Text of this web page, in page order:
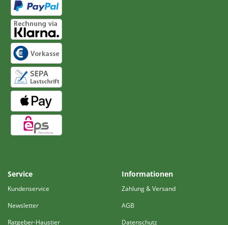
Service
Kundenservice
Newsletter
Ratgeber-Haustier
Informationen
Zahlung & Versand
AGB
Datenschutz